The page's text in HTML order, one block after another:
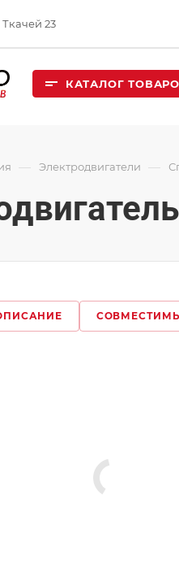
Ткачей 23
КАТАЛОГ
— Электродвигатели —